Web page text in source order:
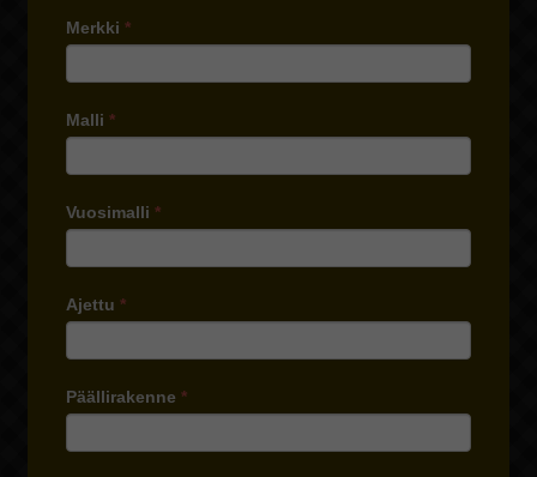
Merkki *
Malli *
Vuosimalli *
Ajettu *
Päällirakenne *